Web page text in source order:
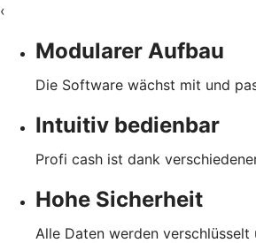
‹
Modularer Aufbau
Die Software wächst mit und
Intuitiv bedienbar
Profi cash ist dank
Hohe Sicherheit
Alle Daten werden